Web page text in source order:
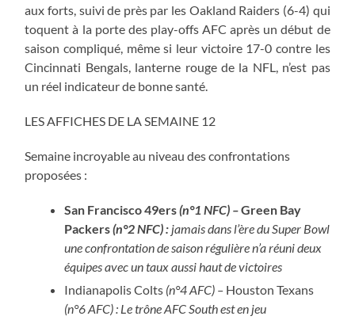
aux forts, suivi de près par les Oakland Raiders (6-4) qui
toquent à la porte des play-offs AFC après un début de
saison compliqué, même si leur victoire 17-0 contre les
Cincinnati Bengals, lanterne rouge de la NFL, n’est pas
un réel indicateur de bonne santé.
LES AFFICHES DE LA SEMAINE 12
Semaine incroyable au niveau des confrontations
proposées :
San Francisco 49ers(n°1 NFC) –Green Bay
Packers(n°2 NFC) : jamais dans l’ère du Super Bowl
une confrontation de saison régulière n’a réuni deux
équipes avec un taux aussi haut de victoires
Indianapolis Colts (n°4 AFC) – Houston Texans
(n°6 AFC) : Le trône AFC South est en jeu